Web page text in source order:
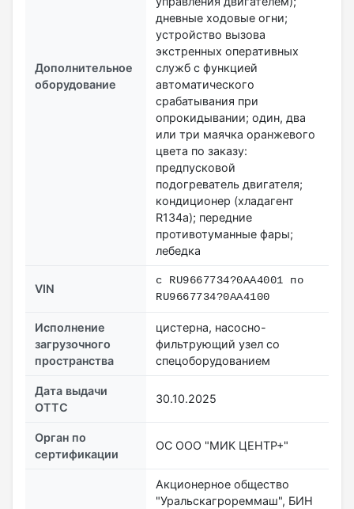
Дополнительное
оборудование
дневные ходовые огни;
устройство вызова
экстренных оперативных
служб с функцией
автоматического
срабатывания при
опрокидывании; один, два
или три маячка оранжевого
цвета по заказу:
предпусковой
подогреватель двигателя;
кондиционер (хладагент
R134a); передние
противотуманные фары;
лебедка
VIN
с RU9667734?0AA4001 по
RU9667734?0AA4100
Исполнение
загрузочного
пространства
цистерна, насосно-
фильтрующий узел со
спецоборудованием
Дата выдачи
ОТТС
30.10.2025
Орган по
сертификации
ОС ООО "МИК ЦЕНТР+"
Акционерное общество
"Уральскагрореммаш", БИН